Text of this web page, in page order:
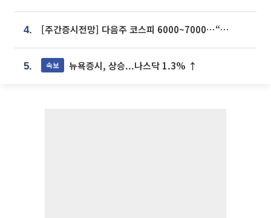
4. [주간증시전망] 다음주 코스피 6000~7000⋯“外人 수급은 정책이 변수”
5. 속보 뉴욕증시, 상승...나스닥 1.3% ↑